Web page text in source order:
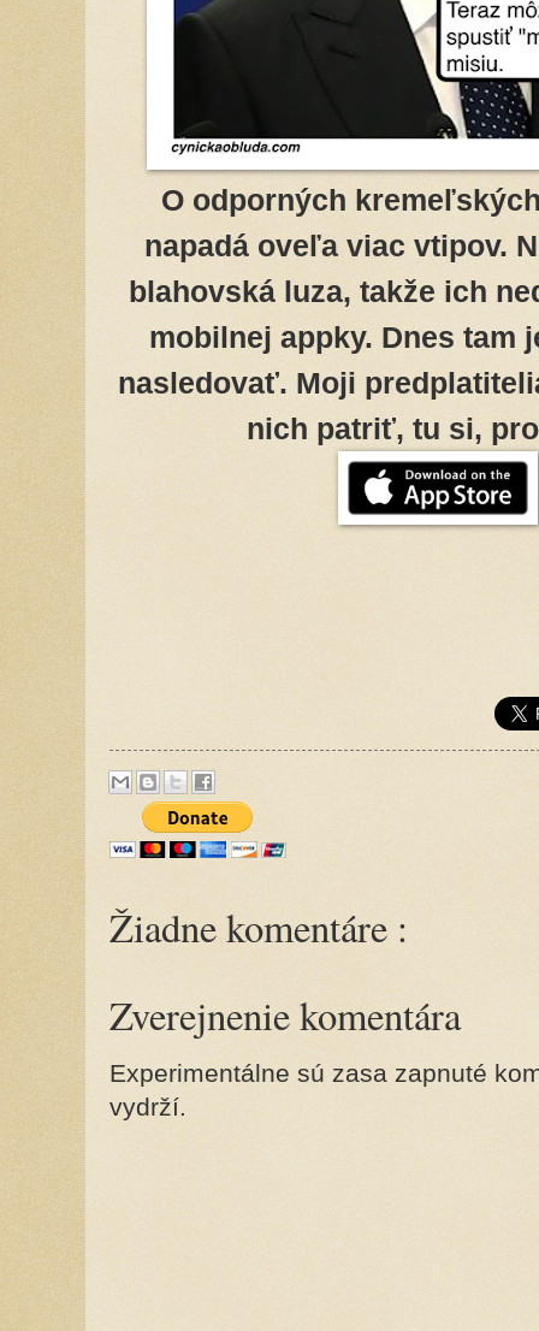
O odporných
napadá oveľa viac vtipov.
blahovská luza, takže ich
mobilnej appky. Dnes tam
nasledovať. Moji
nich patriť, tu si,
Žiadne komentáre :
Zverejnenie komentára
Experimentálne sú zasa zapnuté
vydrží.